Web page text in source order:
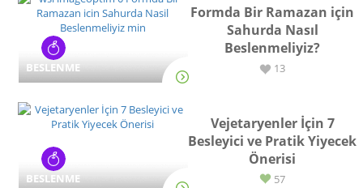
BESLENME
Formda Bir Ramazan için
Sahurda Nasıl
Beslenmeliyiz?
13
BESLENME
Vejetaryenler İçin 7
Besleyici ve Pratik Yiyecek
Önerisi
57